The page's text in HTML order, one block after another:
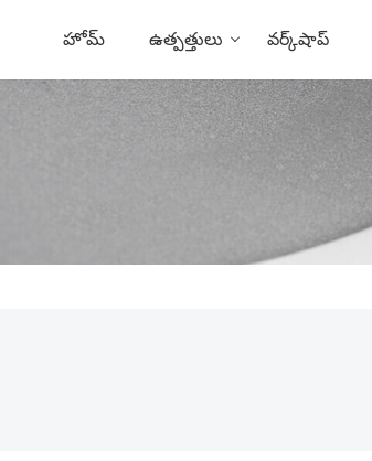
హోమ్ ఉత్పత్తులు వర్క్‌షాప్